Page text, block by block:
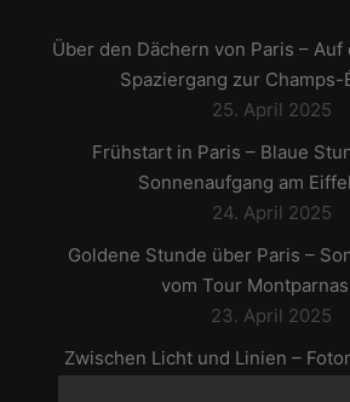
Über den Dächern von Paris –
Spaziergang zur Champs-
25. April 2025
Frühstart in Paris – Blaue
Sonnenaufgang am
24. April 2025
Goldene Stunde über Paris –
vom Tour
23. April 2025
Zwischen Licht und Linien –